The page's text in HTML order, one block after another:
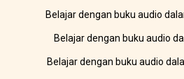
Belajar dengan buku audio
Belajar dengan buku audio
Belajar dengan buku audio